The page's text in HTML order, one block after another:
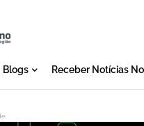
Blogs Receber Notícias